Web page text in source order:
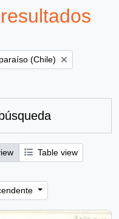
filter:(Chile)
Table view